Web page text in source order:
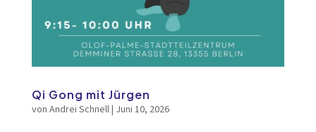
Qi Gong mit Jürgen
von Andrei Schnell| Juni 10, 2026